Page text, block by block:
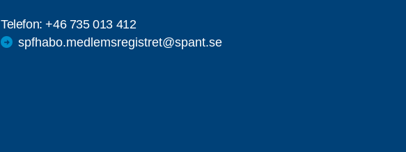
Telefon:+46 735 013 412
spfhabo.medlemsregistret@spant.se